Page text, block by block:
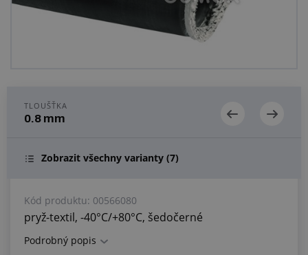
Vše o nákupu
TLOUŠŤKA
0.8 mm
Zobrazit všechny varianty (7)
Kód produktu: 00566080
pryž-textil, -40°C/+80°C, šedočerné
Podrobný popis